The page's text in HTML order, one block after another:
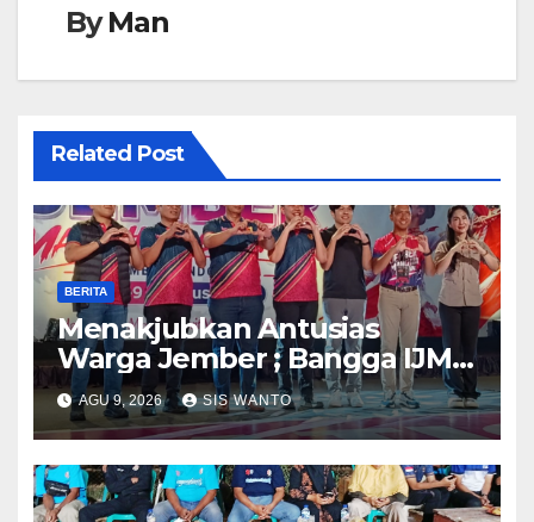
ByMan
Related Post
BERITA
Menakjubkan Antusias
Warga Jember ; Bangga IJMC
Sangat Luar Biasa
AGU 9, 2026 SIS WANTO